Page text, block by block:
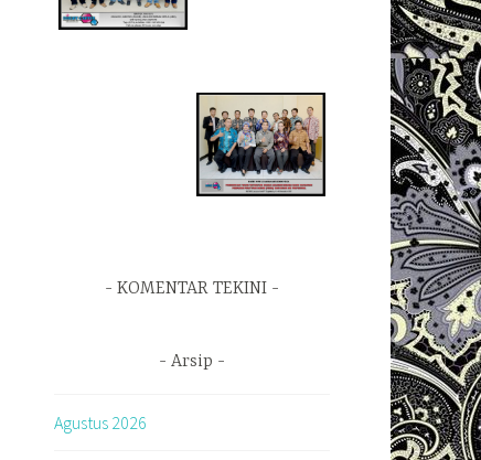
KOMENTAR TEKINI
Arsip
Agustus 2026